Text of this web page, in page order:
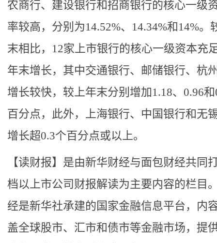
农商行、建设银行和招商银行的核心一级
率较高，分别为14.52%、14.34%和14%。
末相比，12家上市银行的核心一级资本充
年末增长，其中交通银行、邮储银行、杭
增长较快，较上年末分别增加1.18、0.96
百分点，此外，上海银行、中国银行和无
增长超0.3个百分点或以上。
【读财报】是由新华财经与面包财经共同
档以上市公司财报解读为主要内容的栏目
经是新华社承建的国家金融信息平台，内
盖全球股市、汇市和债市等金融市场，提